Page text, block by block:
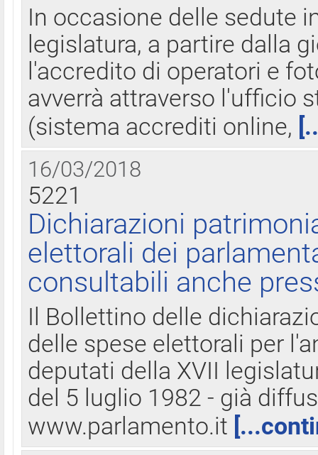
In occasione delle sedute
legislatura, a partire dalla
l'accredito di operatori e
avverrà attraverso l'ufficio
(sistema accrediti online,
16/03/2018
5221
Dichiarazioni
elettorali dei
consultabili anche
Il Bollettino delle
delle spese elettorali per
deputati della XVII
del 5 luglio 1982 - già
www.parlamento.it